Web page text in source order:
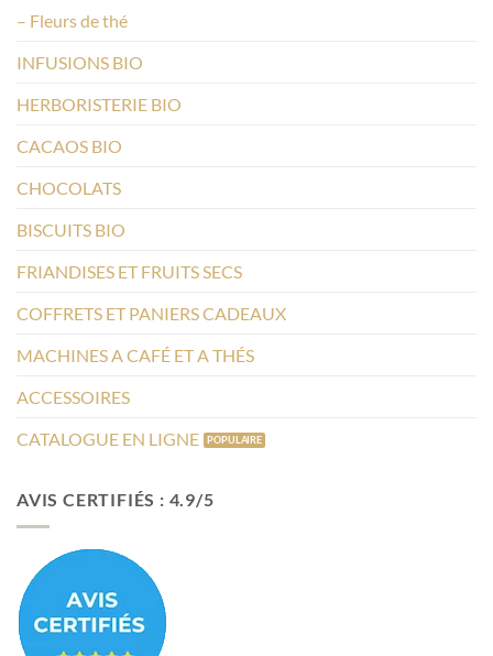
– Fleurs de thé
INFUSIONS BIO
HERBORISTERIE BIO
CACAOS BIO
CHOCOLATS
BISCUITS BIO
FRIANDISES ET FRUITS SECS
COFFRETS ET PANIERS CADEAUX
MACHINES A CAFÉ ET A THÉS
ACCESSOIRES
CATALOGUE EN LIGNE
AVIS CERTIFIÉS : 4.9/5